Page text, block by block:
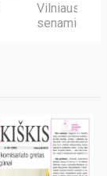
Vilniaus
senamiestis